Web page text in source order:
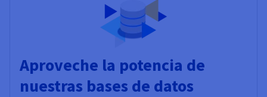
Aproveche la potencia de
nuestras bases de datos